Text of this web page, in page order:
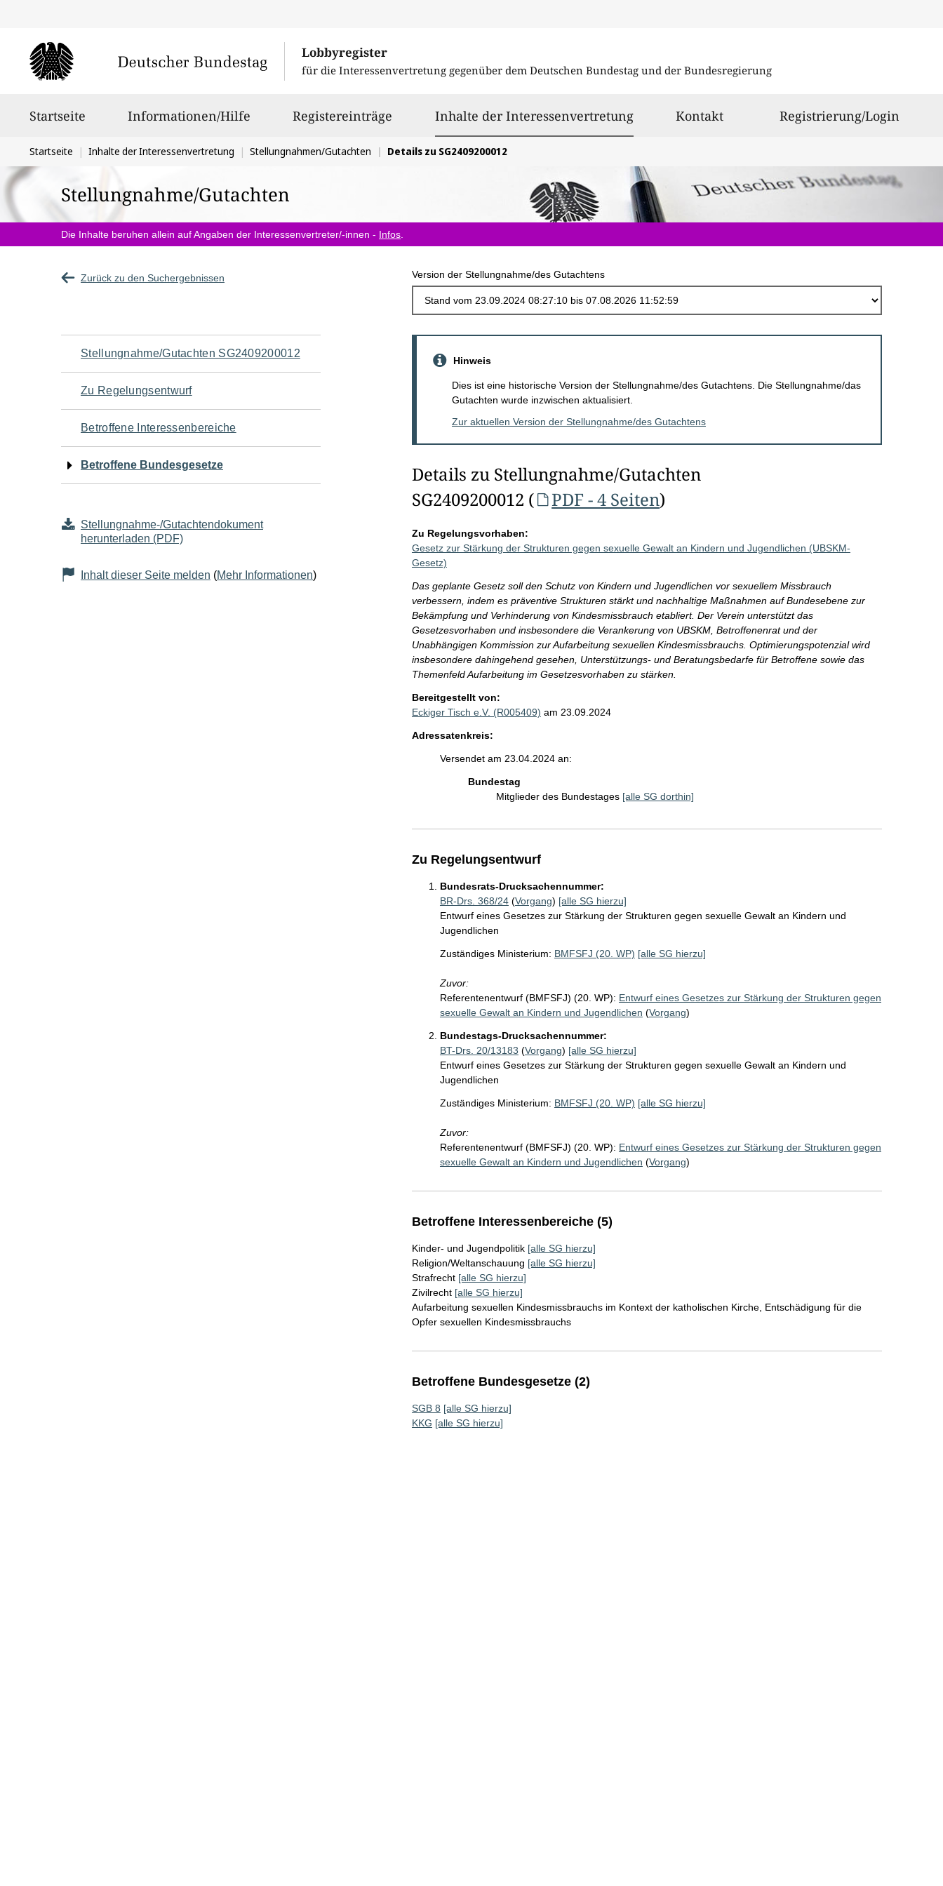
Lobbyregister
für die Interessenvertretung gegenüber dem Deutschen Bundestag und der Bundesregierung
Startseite Informationen/Hilfe Registereinträge Inhalte der Interessenvertretungausgewählt
Kontakt Registrierung/Login
Sie
befinden
sich
hier:
Startseite Inhalte der Interessenvertretung Stellungnahmen/Gutachten Details zu SG2409200012
Stellungnahme/Gutachten
Die Inhalte beruhen allein auf Angaben der Interessenvertreter/-innen - Infos
Zurück zu den Suchergebnissen Version der Stellungnahme/des Gutachtens
Navigation
für
den
Seiteninhalt
Stellungnahme/Gutachten SG2409200012
Zu Regelungsentwurf
Betroffene Interessenbereiche
Betroffene Bundesgesetze
Stellungnahme-/Gutachtendokument
herunterladen (PDF)
Inhalt dieser Seite melden (Mehr Informationen)
Hinweis
Dies ist eine historische Version der Stellungnahme/des Gutachtens. Die Stellungnahme/das
Gutachten wurde inzwischen aktualisiert.
Zur aktuellen Version der Stellungnahme/des Gutachtens
Details zu Stellungnahme/Gutachten
SG2409200012 (
PDF - 4 Seiten)
Zu Regelungsvorhaben:
Gesetz zur Stärkung der Strukturen gegen sexuelle Gewalt an Kindern und Jugendlichen (UBSKM-
Gesetz)
Das geplante Gesetz soll den Schutz von Kindern und Jugendlichen vor sexuellem Missbrauch
verbessern, indem es präventive Strukturen stärkt und nachhaltige Maßnahmen auf Bundesebene zur
Bekämpfung und Verhinderung von Kindesmissbrauch etabliert. Der Verein unterstützt das
Gesetzesvorhaben und insbesondere die Verankerung von UBSKM, Betroffenenrat und der
Unabhängigen Kommission zur Aufarbeitung sexuellen Kindesmissbrauchs. Optimierungspotenzial wird
insbesondere dahingehend gesehen, Unterstützungs- und Beratungsbedarfe für Betroffene sowie das
Themenfeld Aufarbeitung im Gesetzesvorhaben zu stärken.
Bereitgestellt von:
Eckiger Tisch e.V. (R005409) am 23.09.2024
Adressatenkreis:
Versendet am 23.04.2024 an:
Bundestag
Mitglieder des Bundestages [alle SG dorthin]
Zu Regelungsentwurf
Bundesrats-Drucksachennummer:
BR-Drs. 368/24(Vorgang) [alle SG hierzu]
Entwurf eines Gesetzes zur Stärkung der Strukturen gegen sexuelle Gewalt an Kindern und
Jugendlichen
Zuständiges Ministerium: BMFSFJ (20. WP) [alle SG hierzu]
Zuvor:
Referentenentwurf (BMFSFJ) (20. WP): Entwurf eines Gesetzes zur Stärkung der Strukturen gegen
sexuelle Gewalt an Kindern und Jugendlichen (Vorgang)
Bundestags-Drucksachennummer:
BT-Drs. 20/13183 (Vorgang) [alle SG hierzu]
Entwurf eines Gesetzes zur Stärkung der Strukturen gegen sexuelle Gewalt an Kindern und
Jugendlichen
Zuständiges Ministerium: BMFSFJ (20. WP) [alle SG hierzu]
Zuvor:
Referentenentwurf (BMFSFJ) (20. WP): Entwurf eines Gesetzes zur Stärkung der Strukturen gegen
sexuelle Gewalt an Kindern und Jugendlichen (Vorgang)
Betroffene Interessenbereiche (5)
Kinder- und Jugendpolitik [alle SG hierzu]
Religion/Weltanschauung [alle SG hierzu]
Strafrecht [alle SG hierzu]
Zivilrecht [alle SG hierzu]
Aufarbeitung sexuellen Kindesmissbrauchs im Kontext der katholischen Kirche, Entschädigung für die
Opfer sexuellen Kindesmissbrauchs
Betroffene Bundesgesetze (2)
SGB 8 [alle SG hierzu]
KKG [alle SG hierzu]